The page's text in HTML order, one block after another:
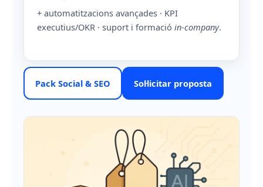
+ automatitzacions avançades · KPI
executius/OKR · suport i formació in-company.
Pack Social & SEO Sol·licitar proposta